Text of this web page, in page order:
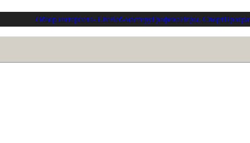
Обзор интернета- LiteВеб-мастеруГрафикаИгры, Спорт